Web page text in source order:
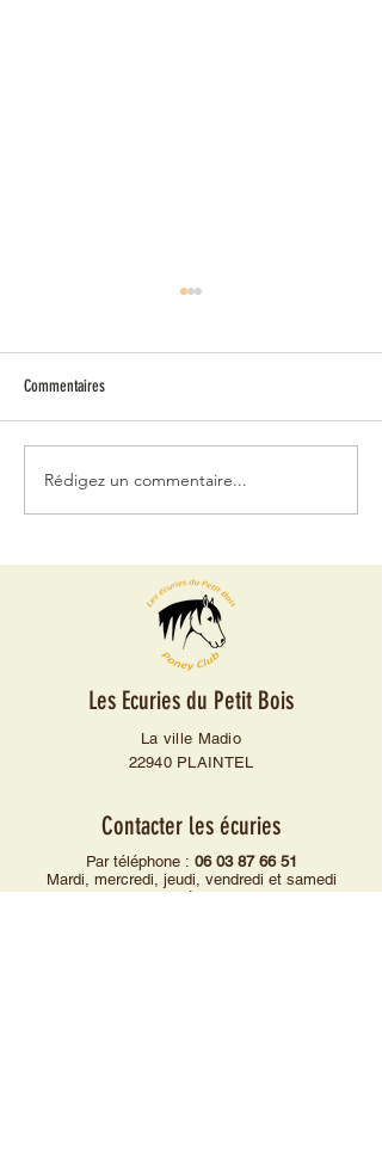
Casquette
Commentaires
Rédigez un commentaire...
Les Ecuries du Petit Bois
La ville Madio
22940 PLAINTEL
Contacter les écuries
Par téléphone : 06 03 87 66 51
Mardi, mercredi, jeudi, vendredi et samedi
de 9h à 18h30